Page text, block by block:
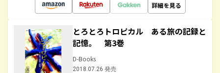
詳細を見る
とろとろトロピカル ある旅の記録と
記憶。 第3巻
D-Books
2018.07.26 発売